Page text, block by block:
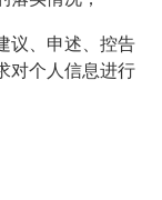
、申述、控告
对个人信息进行